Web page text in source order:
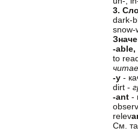
3.
dark-
-
to
-y -
dirt -
-ant -
observ
relev
См.